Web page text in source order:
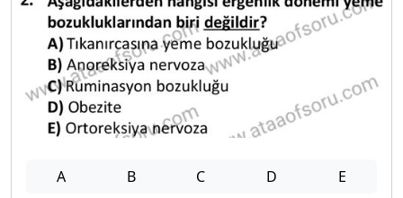
A B C D E